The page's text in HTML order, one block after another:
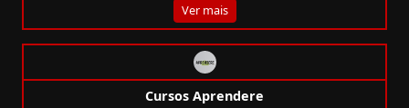
Ver mais
Cursos Aprendere